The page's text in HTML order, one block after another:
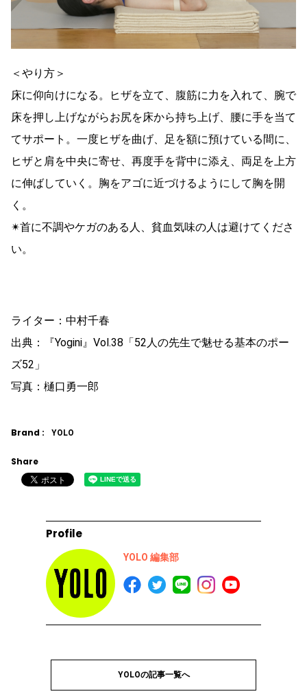
＜やり方＞
床に仰向けになる。ヒザを立て、腹筋に力を入れて、腕で
床を押し上げながらお尻を床から持ち上げ、腰に手を当て
てサポート。一度ヒザを曲げ、足を額に預けている間に、
ヒザと肩を中央に寄せ、再度手を背中に添え、両足を上方
に伸ばしていく。胸をアゴに近づけるようにして胸を開
く。
✴首に不調やケガのある人、貧血気味の人は避けてくださ
い。
ライター：中村千春
出典：『Yogini』Vol.38「52人の先生で魅せる基本のポー
ズ52」
写真：樋口勇一郎
Brand : YOLO
Share
Profile
YOLO 編集部
YOLOの記事一覧へ